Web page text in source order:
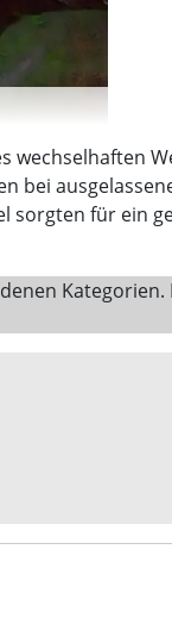
wechselhaften
bei
sorgten für ein